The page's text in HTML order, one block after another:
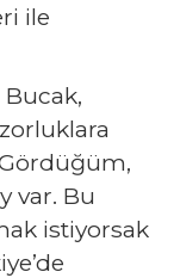
ile
Bucak,
var. Bu
istiyorsak